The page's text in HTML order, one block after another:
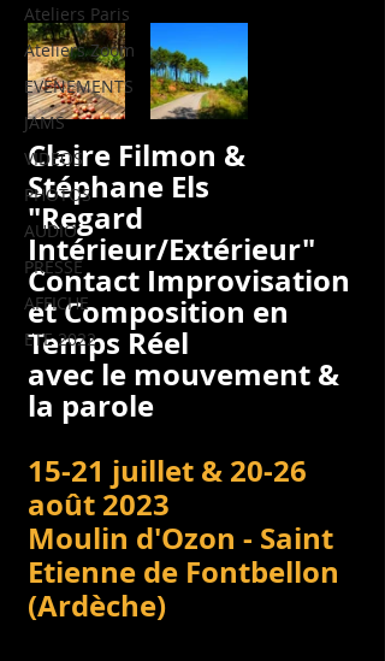
Ateliers Paris
Ateliers Zoom
EVENEMENTS
JAMS
VIDEOS
PHOTOS
AUDIO
PRESSE
AFFICHE
ETE 2022
Claire Filmon &
Stéphane Els
"Regard
Intérieur/Extérieur"
Contact Improvisation
et Composition en
Temps Réel
avec le mouvement &
la parole
15-21 juillet & 20-26
août 2023
Moulin d'Ozon - Saint
Etienne de Fontbellon
(Ardèche)